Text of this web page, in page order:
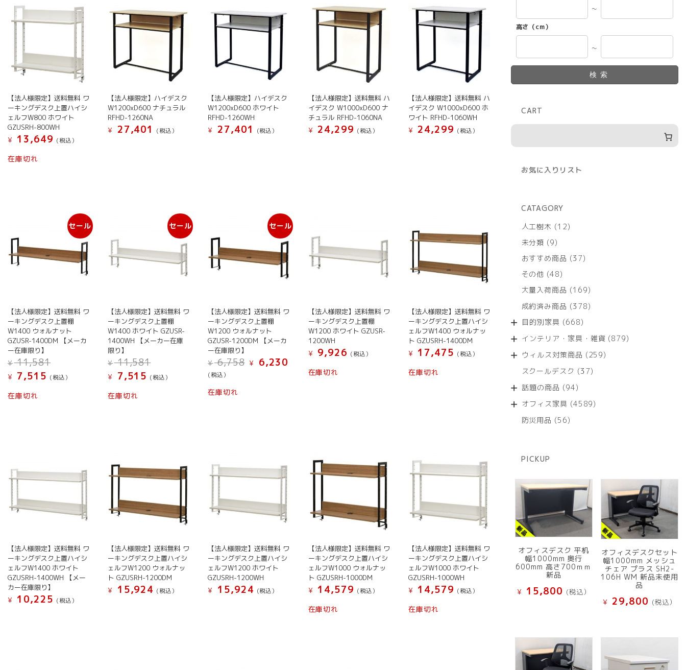
た。
で
す。
【法人様限定】送料無料 ワ
ーキングデスク上置ハイシ
ェルフW800 ホワイト
GZUSRH-800WH
¥
13,649 (税込）
在庫切れ
【法人様限定】ハイデスク
W1200xD600 ナチュラル
RFHD-1260NA
¥
27,401 (税込）
【法人様限定】ハイデスク
W1200xD600 ホワイト
RFHD-1260WH
¥
27,401 (税込）
【法人様限定】送料無料 ハ
イデスク W1000xD600 ナ
チュラル RFHD-1060NA
¥ 24,299 (税込）
【法人様限定】送料無料 ハ
イデスク W1000xD600 ホ
ワイト RFHD-1060WH
¥ 24,299 (税込）
セール
【法人様限定】送料無料 ワ
ーキングデスク上置棚
W1400 ウォルナット
GZUSR-1400DM 【メーカ
ー在庫限り】
¥11,581
価
¥ 7,515 現
在
(税込）
在庫切れ
セール
【法人様限定】送料無料 ワ
ーキングデスク上置棚
W1400 ホワイト GZUSR-
1400WH 【メーカー在庫
限り】
¥11,581
価
¥ 7,515 現
在
(税込）
在庫切れ
セール
【法人様限定】送料無料 ワ
ーキングデスク上置棚
W1200 ウォルナット
GZUSR-1200DM 【メーカ
ー在庫限り】
¥6,758 元
¥ 6,230
(税込）
在庫切れ
【法人様限定】送料無料 ワ
ーキングデスク上置棚
W1200 ホワイト GZUSR-
1200WH
¥
9,926 (税込）
在庫切れ
【法人様限定】送料無料 ワ
ーキングデスク上置ハイシ
ェルフW1400 ウォルナッ
ト GZUSRH-1400DM
¥
17,475 (税込）
在庫切れ
【法人様限定】送料無料 ワ
ーキングデスク上置ハイシ
ェルフW1400 ホワイト
GZUSRH-1400WH 【メー
カー在庫限り】
¥
10,225 (税込）
【法人様限定】送料無料 ワ
ーキングデスク上置ハイシ
ェルフW1200 ウォルナッ
ト GZUSRH-1200DM
¥
15,924 (税込）
【法人様限定】送料無料 ワ
ーキングデスク上置ハイシ
ェルフW1200 ホワイト
GZUSRH-1200WH
¥
15,924 (税込）
【法人様限定】送料無料 ワ
ーキングデスク上置ハイシ
ェルフW1000 ウォルナッ
ト GZUSRH-1000DM
¥
14,579 (税込）
在庫切れ
【法人様限定】送料無料 ワ
ーキングデスク上置ハイシ
ェルフW1000 ホワイト
GZUSRH-1000WH
¥
14,579 (税込）
在庫切れ
～
高さ（cm）
～
検索
CART
お気に入りリスト
CATAGORY
人工樹木
1212
商
未分類 99
の
商
おすすめ商品 3737
商
その他 4848
の
商
大量入荷商品 169169
の
成約済み商品 378378
商
目的別家具 668668
の
商
インテリア・家具・雑貨 879879
ウィルス対策商品 259259
スクールデスク 3737
商
話題の商品 9494
の
オフィス家具 45894589
防災用品 5656
PICKUP
オフィスデスク 平机
幅1000mm 奥行
600mm 高さ700ｍｍ
新品
¥ 15,800 (税込）
オフィスデスクセット
幅1000mm メッシュ
チェア プラス SH2-
106H WM 新品未使用
品
¥ 29,800 (税込）